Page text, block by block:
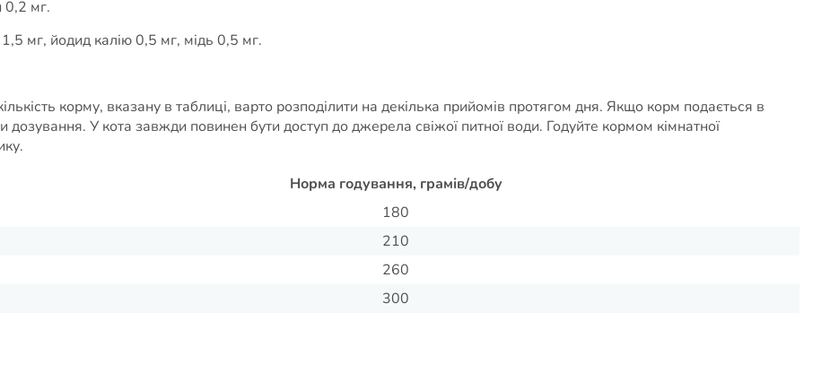
0,2 мг.
мг, йодид калію 0,5 мг, мідь 0,5 мг.
корму, вказану в таблиці, варто розподілити на декілька прийомів протягом дня. Якщо корм подається в
У кота завжди повинен бути доступ до джерела свіжої питної води. Годуйте кормом кімнатної
Норма годування, грамів/добу
180
210
260
300